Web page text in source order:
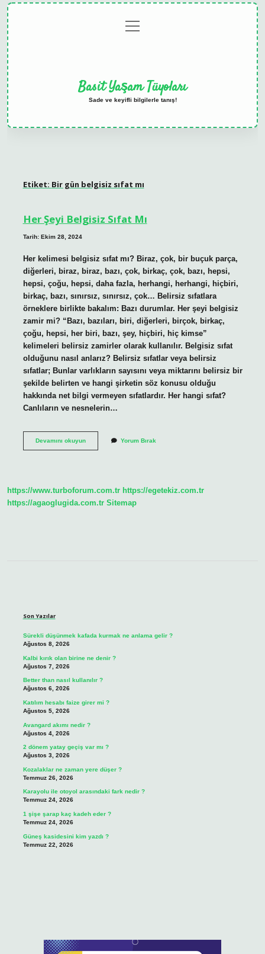
menüyü
aç
Basit Yaşam Tüyoları
Sade ve keyifli bilgilerle tanış!
Etiket: Bir gün belgisiz sıfat mı
Her Şeyi Belgisiz Sıfat Mı
Tarih: Ekim 28, 2024
Her kelimesi belgisiz sıfat mı? Biraz, çok, bir buçuk parça,
diğerleri, biraz, biraz, bazı, çok, birkaç, çok, bazı, hepsi,
hepsi, çoğu, hepsi, daha fazla, herhangi, herhangi, hiçbiri,
birkaç, bazı, sınırsız, sınırsız, çok… Belirsiz sıfatlara
örneklere birlikte bakalım: Bazı durumlar. Her şeyi belgisiz
zamir mi? “Bazı, bazıları, biri, diğerleri, birçok, birkaç,
çoğu, hepsi, her biri, bazı, şey, hiçbiri, hiç kimse”
kelimeleri belirsiz zamirler olarak kullanılır. Belgisiz sıfat
olduğunu nasıl anlarız? Belirsiz sıfatlar veya belirsiz
sıfatlar; Bunlar varlıkların sayısını veya miktarını belirsiz bir
şekilde belirten ve hangi şirketin söz konusu olduğu
hakkında net bilgi vermeyen sıfatlardır. Her hangi sıfat?
Canlıların ve nesnelerin…
Devamını okuyunHer
Yorum Bırak
https://www.turboforum.com.tr https://egetekiz.com.tr
https://agaoglugida.com.tr Sitemap
Son Yazılar
Sürekli düşünmek kafada kurmak ne anlama gelir ?
Ağustos 8, 2026
Kalbi kırık olan birine ne denir ?
Ağustos 7, 2026
Better than nasıl kullanılır ?
Ağustos 6, 2026
Katılım hesabı faize girer mi ?
Ağustos 5, 2026
Avangard akımı nedir ?
Ağustos 4, 2026
2 dönem yatay geçiş var mı ?
Ağustos 3, 2026
Kozalaklar ne zaman yere düşer ?
Temmuz 26, 2026
Karayolu ile otoyol arasındaki fark nedir ?
Temmuz 24, 2026
1 şişe şarap kaç kadeh eder ?
Temmuz 24, 2026
Güneş kasidesini kim yazdı ?
Temmuz 22, 2026